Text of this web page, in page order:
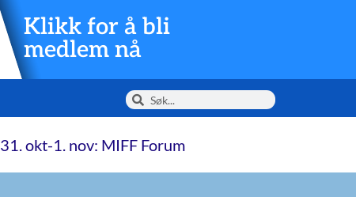
Klikk for å bli
medlem nå
31. okt-1. nov: MIFF Forum